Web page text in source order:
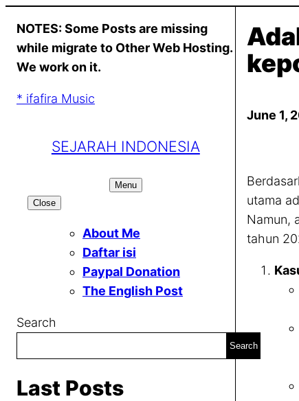
content
NOTES: Some Posts are missing
while migrate to Other Web Hosting.
We work on it.
* ifafira Music
SEJARAH INDONESIA
Menu
Close
About Me
Daftar isi
Paypal Donation
The English Post
Search
Search
Last Posts
June 1,
utama
Namun,
tahun